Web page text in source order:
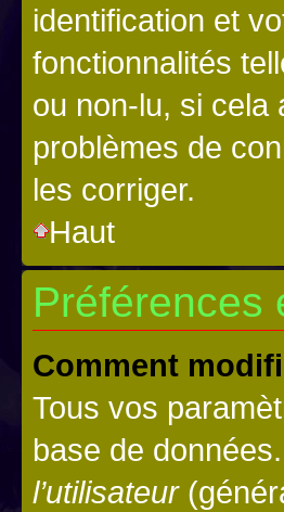
identification et
fonctionnalités
ou non-lu, si cela
problèmes de
les corriger.
Haut
Préférences
Comment
Tous vos
base de
l’utilisateur